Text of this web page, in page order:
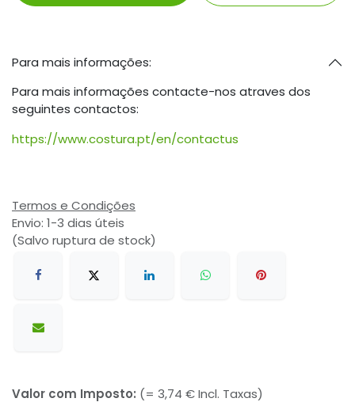
Para mais informações:
Para mais informações contacte-nos atraves dos
seguintes contactos:
https://www.costura.pt/en/contactus
Termos e Condições
Envio: 1-3 dias úteis
(Salvo ruptura de stock)
Valor com Imposto: (= 3,74 € Incl. Taxas)